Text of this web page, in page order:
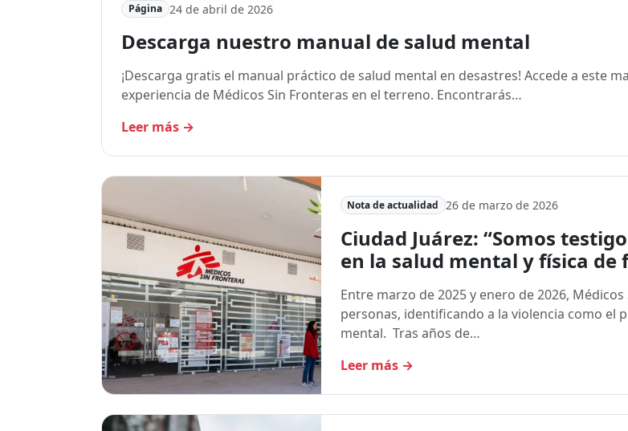
Página 24 de abril de 2026
Descarga nuestro manual de salud mental
¡Descarga gratis el manual práctico de salud mental en desastres! Accede a este
experiencia de Médicos Sin Fronteras en el terreno. Encontrarás…
Leer más →
Nota de actualidad 26 de marzo de 2026
Ciudad Juárez: “Somos
en la salud mental y física de
Entre marzo de 2025 y enero de 2026,
personas, identificando a la violencia como el
mental. Tras años de…
Leer más →